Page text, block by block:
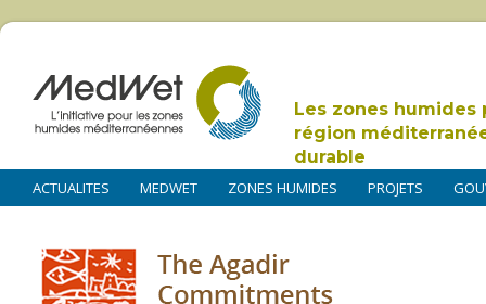
Les zones humides
région
durable
ACTUALITES MEDWET ZONES HUMIDES PROJETS